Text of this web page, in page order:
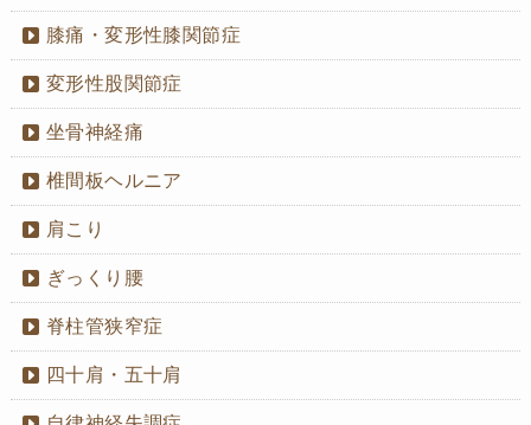
膝痛・変形性膝関節症
変形性股関節症
坐骨神経痛
椎間板ヘルニア
肩こり
ぎっくり腰
脊柱管狭窄症
四十肩・五十肩